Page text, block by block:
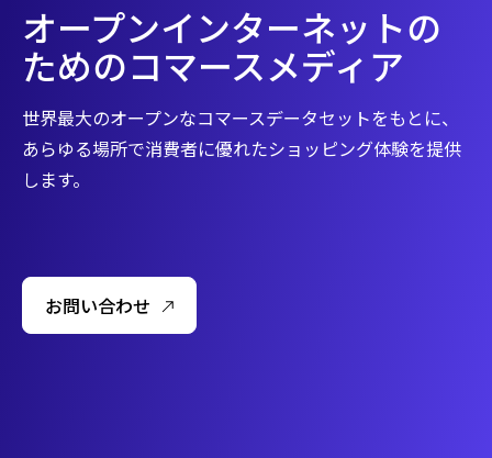
オープンインターネットの
ためのコマースメディア
世界最大のオープンなコマースデータセットをもとに、
あらゆる場所で消費者に優れたショッピング体験を提供
します。
お問い合わせ